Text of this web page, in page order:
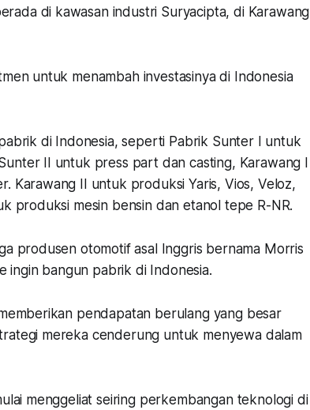
di kawasan industri Suryacipta, di Karawang
untuk menambah investasinya di Indonesia
di Indonesia, seperti Pabrik Sunter I untuk
II untuk press part dan casting, Karawang I
Karawang II untuk produksi Yaris, Vios, Veloz,
produksi mesin bensin dan etanol tepe R-NR.
produsen otomotif asal Inggris bernama Morris
ingin bangun pabrik di Indonesia.
pendapatan berulang yang besar
mereka cenderung untuk menyewa dalam
menggeliat seiring perkembangan teknologi di